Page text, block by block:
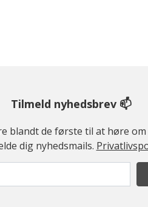
Tilmeld nyhedsbrev 📫
blandt de første til at høre
dig nyhedsmails.